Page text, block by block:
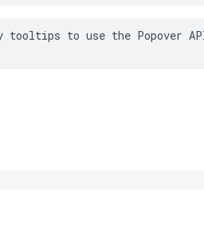
tooltips to use the Popover API